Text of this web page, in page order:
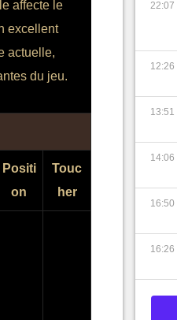
affecte le
excellent
actuelle,
du jeu.
Positi
on
Touc
her
22:07
12:26
13:51
14:06
16:50
16:26